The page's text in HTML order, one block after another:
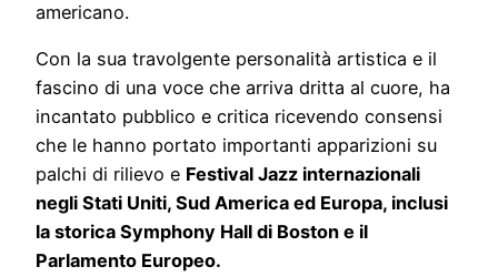
americano.
Con la sua travolgente personalità artistica e il
fascino di una voce che arriva dritta al cuore, ha
incantato pubblico e critica ricevendo consensi
che le hanno portato importanti apparizioni su
palchi di rilievo e Festival Jazz internazionali
negli Stati Uniti, Sud America ed Europa, inclusi
la storica Symphony Hall di Boston e il
Parlamento Europeo.